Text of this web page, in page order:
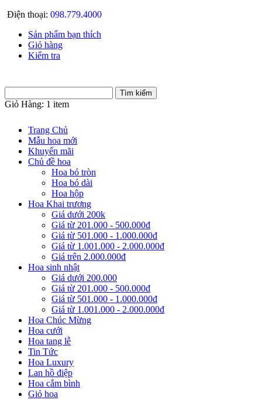
Điện thoại: 098.779.4000
Sản phẩm bạn thích
Giỏ hàng
Kiểm tra
Giỏ Hàng: 1 item
Trang Chủ
Mẫu hoa mới
Khuyến mãi
Chủ đề hoa
Hoa bó tròn
Hoa bó dài
Hoa hộp
Hoa Khai trương
Giá dưới 200k
Giá từ 201.000 - 500.000đ
Giá từ 501.000 - 1.000.000đ
Giá từ 1.001.000 - 2.000.000đ
Giá trên 2.000.000đ
Hoa sinh nhật
Giá dưới 200.000
Giá từ 201.000 - 500.000đ
Giá từ 501.000 - 1.000.000đ
Giá từ 1.001.000 - 2.000.000đ
Hoa Chúc Mừng
Hoa cưới
Hoa tang lễ
Tin Tức
Hoa Luxury
Lan hồ điệp
Hoa cắm bình
Giỏ hoa